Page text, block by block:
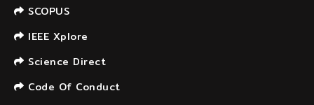
SCOPUS
IEEE Xplore
Science Direct
Code Of Conduct